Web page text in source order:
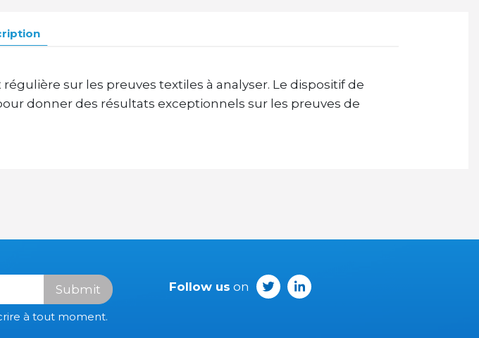
sur les preuves textiles à analyser. Le dispositif de
donner des résultats exceptionnels sur les preuves de
Submit
à tout moment.
Follow us on